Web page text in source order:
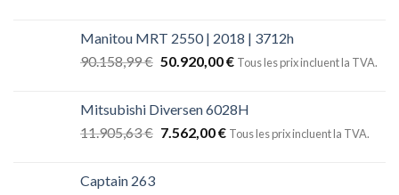
Manitou MRT 2550 | 2018 | 3712h
90.158,99€ 50.920,00€ Tous les prix incluent la TVA.
Mitsubishi Diversen 6028H
11.905,63€ 7.562,00€ Tous les prix incluent la TVA.
Captain 263